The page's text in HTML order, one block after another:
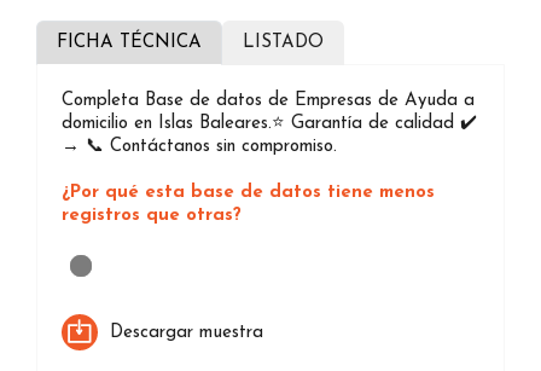
FICHA TÉCNICA LISTADO
Completa Base de datos de Empresas de Ayuda a
domicilio en Islas Baleares.⭐️ Garantía de calidad ✔️
→ 📞 Contáctanos sin compromiso.
¿Por qué esta base de datos tiene menos
registros que otras?
Loading...
Descargar muestra